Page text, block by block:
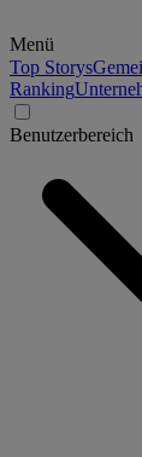
Menü
Top Storys
Ranking
Benutzerbereich